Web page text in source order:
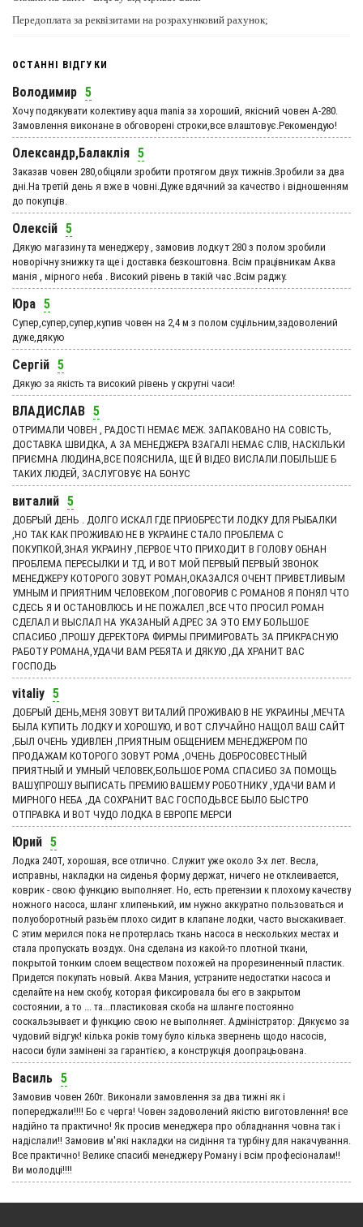
Передоплата за реквізитами на розрахунковий рахунок;
ОСТАННІ ВІДГУКИ
Володимир 5
Хочу подякувати колективу aqua mania за хороший, якісний човен А-280.
Замовлення виконане в обговорені строки,все влаштовує.Рекомендую!
Олександр,Балаклія 5
Заказав човен 280,обіцяли зробити протягом двух тижнів.Зробили за два
дні.На третій день я вже в човні.Дуже вдячний за качество і відношенням
до покупців.
Олексій 5
Дякую магазину та менеджеру , замовив лодку т 280 з полом зробили
новорічну знижку та ще і доставка безкоштовна. Всім працівникам Аква
манія , мірного неба . Високий рівень в такій час .Всім раджу.
Юра 5
Супер,супер,супер,купив човен на 2,4 м з полом суцільним,задоволений
дуже,дякую
Сергій 5
Дякую за якість та високий рівень у скрутні часи!
ВЛАДИСЛАВ 5
ОТРИМАЛИ ЧОВЕН , РАДОСТІ НЕМАЄ МЕЖ. ЗАПАКОВАНО НА СОВІСТЬ,
ДОСТАВКА ШВИДКА, А ЗА МЕНЕДЖЕРА ВЗАГАЛІ НЕМАЄ СЛІВ, НАСКІЛЬКИ
ПРИЄМНА ЛЮДИНА,ВСЕ ПОЯСНИЛА, ЩЕ Й ВІДЕО ВИСЛАЛИ.ПОБІЛЬШЕ Б
ТАКИХ ЛЮДЕЙ, ЗАСЛУГОВУЄ НА БОНУС
виталий 5
ДОБРЫЙ ДЕНЬ . ДОЛГО ИСКАЛ ГДЕ ПРИОБРЕСТИ ЛОДКУ ДЛЯ РЫБАЛКИ
,НО ТАК КАК ПРОЖИВАЮ НЕ В УКРАИНЕ СТАЛО ПРОБЛЕМА С
ПОКУПКОЙ,ЗНАЯ УКРАИНУ ,ПЕРВОЕ ЧТО ПРИХОДИТ В ГОЛОВУ ОБНАН
ПРОБЛЕМА ПЕРЕСЫЛКИ И ТД, И ВОТ МОЙ ПЕРВЫЙ ПЕРВЫЙ ЗВОНОК
МЕНЕДЖЕРУ КОТОРОГО ЗОВУТ РОМАН,ОКАЗАЛСЯ ОЧЕНТ ПРИВЕТЛИВЫМ
УМНЫМ И ПРИЯТНИМ ЧЕЛОВЕКОМ ,ПОГОВОРИВ С РОМАНОВ Я ПОНЯЛ ЧТО
СДЕСЬ Я И ОСТАНОВЛЮСЬ И НЕ ПОЖАЛЕЛ ,ВСЕ ЧТО ПРОСИЛ РОМАН
СДЕЛАЛ И ВЫСЛАЛ НА УКАЗАНЫЙ АДРЕС ЗА ЭТО ЕМУ БОЛЬШОЕ
СПАСИБО ,ПРОШУ ДЕРЕКТОРА ФИРМЫ ПРИМИРОВАТЬ ЗА ПРИКРАСНУЮ
РАБОТУ РОМАНА,УДАЧИ ВАМ РЕБЯТА И ДЯКУЮ ,ДА ХРАНИТ ВАС
ГОСПОДЬ
vitaliy 5
ДОБРЫЙ ДЕНЬ,МЕНЯ ЗОВУТ ВИТАЛИЙ ПРОЖИВАЮ В НЕ УКРАИНЫ ,МЕЧТА
БЫЛА КУПИТЬ ЛОДКУ И ХОРОШУЮ, И ВОТ СЛУЧАЙНО НАЩОЛ ВАШ САЙТ
,БЫЛ ОЧЕНЬ УДИВЛЕН ,ПРИЯТНЫМ ОБЩЕНИЕМ МЕНЕДЖЕРОМ ПО
ПРОДАЖАМ КОТОРОГО ЗОВУТ РОМА ,ОЧЕНЬ ДОБРОСОВЕСТНЫЙ
ПРИЯТНЫЙ И УМНЫЙ ЧЕЛОВЕК,БОЛЬШОЕ РОМА СПАСИБО ЗА ПОМОЩЬ
ВАШУ,ПРОШУ ВЫПИСАТЬ ПРЕМИЮ ВАШЕМУ РОБОТНИКУ ,УДАЧИ ВАМ И
МИРНОГО НЕБА ,ДА СОХРАНИТ ВАС ГОСПОДЬВСЕ БЫЛО БЫСТРО
ОТПРАВКА И ВОТ ЧУДО ЛОДКА В ЕВРОПЕ МЕРСИ
Юрий 5
Лодка 240Т, хорошая, все отлично. Служит уже около 3-х лет. Весла,
исправны, накладки на сиденья форму держат, ничего не отклеивается,
коврик - свою функцию выполняет. Но, есть претензии к плохому качеству
ножного насоса, шланг хлипенький, им нужно аккуратно пользоваться и
полуоборотный разьём плохо сидит в клапане лодки, часто выскакивает.
С этим мерился пока не протерлась ткань насоса в нескольких местах и
стала пропускать воздух. Она сделана из какой-то плотной ткани,
покрытой тонким слоем веществом похожей на прорезиненный пластик.
Придется покупать новый. Аква Мания, устраните недостатки насоса и
сделайте на нем скобу, которая фиксировала бы его в закрытом
состоянии, а то ... та...пластиковая скоба на шланге постоянно
соскальзывает и функцию свою не выполняет. Адмiнiстратор: Дякуємо за
чудовий вiдгук! кілька років тому було кілька звернень щодо насосів,
насоси були замінені за гарантією, а конструкція доопрацьована.
Василь 5
Замовив човен 260т. Виконали замовлення за два тижні як і
попереджали!!!! Бо є черга! Човен задоволений якістю виготовлення! все
надійно та практично! Як просив менеджера про обладнання човна так і
надіслали!! Замовив м'які накладки на сидіння та турбіну для накачування.
Все практично! Велике спасибі менеджеру Роману і всім професіоналам!!
Ви молодці!!!!